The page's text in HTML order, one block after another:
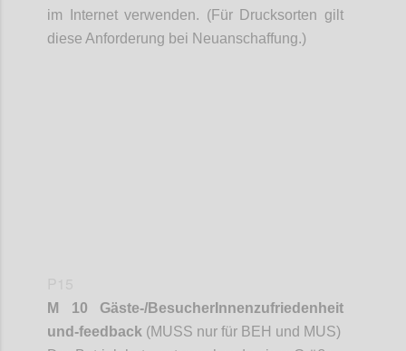
im Internet verwenden. (Für Drucksorten gilt
diese Anforderung bei Neuanschaffung.)
M 10 Gäste-/BesucherInnenzufriedenheit
und-feedback (MUSS nur für BEH und MUS)